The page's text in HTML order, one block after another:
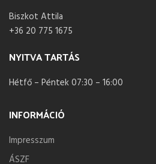
Biszkot Attila
+36 20 775 1675
NYITVA TARTÁS
Hétfő – Péntek 07:30 – 16:00
INFORMÁCIÓ
Impresszum
ÁSZF